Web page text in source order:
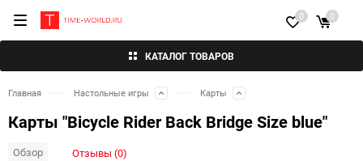
КАТАЛОГ ТОВАРОВ
0 0
Главная Настольные игры Карты
Карты "Bicycle Rider Back Bridge Size blue"
Обзор Отзывы (0)